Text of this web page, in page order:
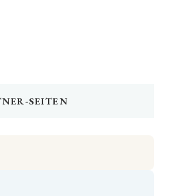
SEITEN